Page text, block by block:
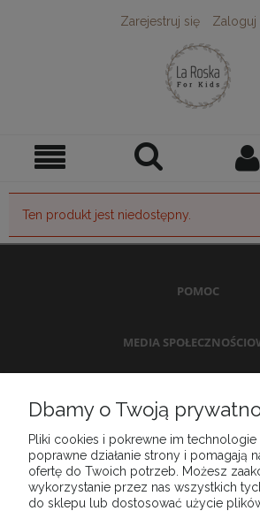
Zarejestruj się Zaloguj
Ten produkt jest niedostępny.
POMOC
MEDIA
PŁATNOŚCI I
O NAS
Dbamy o Twoją
Pliki cookies i pokrewne im technologie
poprawne działanie strony i pomagają
ofertę do Twoich potrzeb. Możesz
wykorzystanie przez nas wszystkich
do sklepu lub dostosować użycie